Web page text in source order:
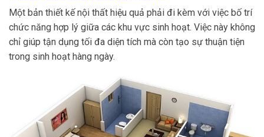
Một bản thiết kế nội thất hiệu quả phải đi kèm với việc bố trí
chức năng hợp lý giữa các khu vực sinh hoạt. Việc này không
chỉ giúp tận dụng tối đa diện tích mà còn tạo sự thuận tiện
trong sinh hoạt hàng ngày.